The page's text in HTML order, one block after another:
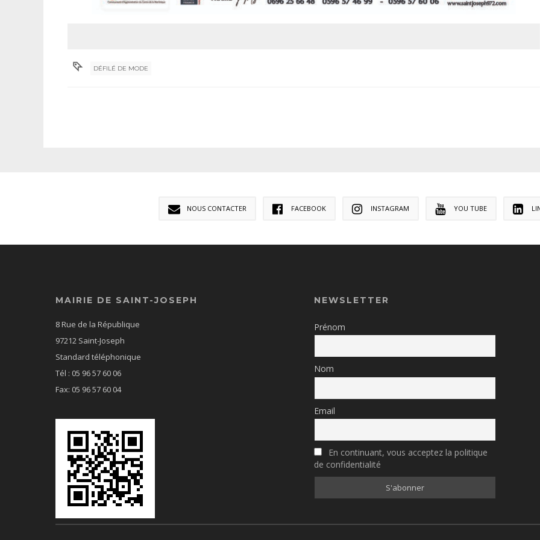
DÉFILÉ DE MODE
NOUS CONTACTER FACEBOOK INSTAGRAM YOU TUBE
MAIRIE DE SAINT-JOSEPH
8 Rue de la République
97212 Saint-Joseph
Standard téléphonique
Tél : 05 96 57 60 06
Fax: 05 96 57 60 04
NEWSLETTER
Prénom
Nom
Email
En continuant, vous acceptez la politique
de confidentialité